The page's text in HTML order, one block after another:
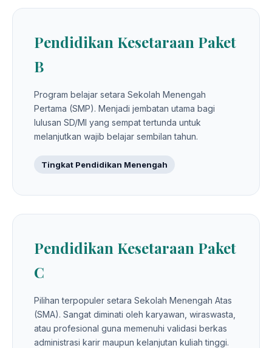
Pendidikan Kesetaraan Paket
B
Program belajar setara Sekolah Menengah
Pertama (SMP). Menjadi jembatan utama bagi
lulusan SD/MI yang sempat tertunda untuk
melanjutkan wajib belajar sembilan tahun.
Tingkat Pendidikan Menengah
Pendidikan Kesetaraan Paket
C
Pilihan terpopuler setara Sekolah Menengah Atas
(SMA). Sangat diminati oleh karyawan, wiraswasta,
atau profesional guna memenuhi validasi berkas
administrasi karir maupun kelanjutan kuliah tinggi.